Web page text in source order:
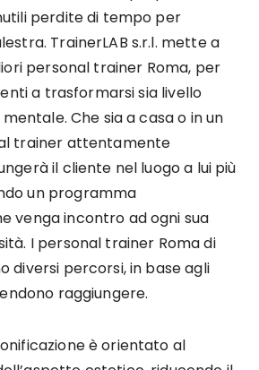
perdite di tempo per
TrainerLAB s.r.l. mette a
personal trainer Roma, per
a trasformarsi sia livello
Che sia a casa o in un
trainer attentamente
il cliente nel luogo a lui più
un programma
venga incontro ad ogni sua
I personal trainer Roma di
diversi percorsi, in base agli
raggiungere.
è orientato al